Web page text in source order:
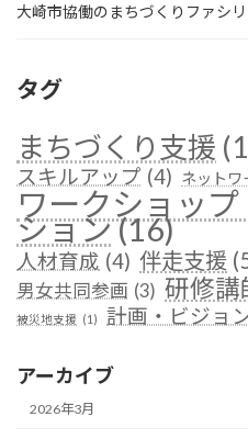
大崎市協働のまちづくりファシ
タグ
まちづくり支援
スキルアップ (4) ネットワ
ワークショッ
ション (16)
人材育成 (4) 伴走支援
男女共同参画 (3) 研修講
被災地支援 (1) 計画・ビジョ
アーカイブ
2026年3月